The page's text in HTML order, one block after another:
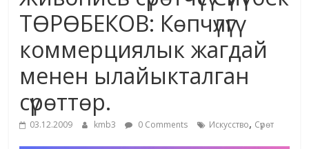
маданияты
жана
адабияты
ТӨРӨБЕКОВ: Көпчүлүгү
коммерциялык жагдай
менен ылайыкталган
сүрөттөр.
03.12.2009 kmb3 0 Comments Искусство, Сүрөт